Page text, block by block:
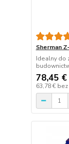
Sherman
Idealny do
78,45 €
63,78 € bez